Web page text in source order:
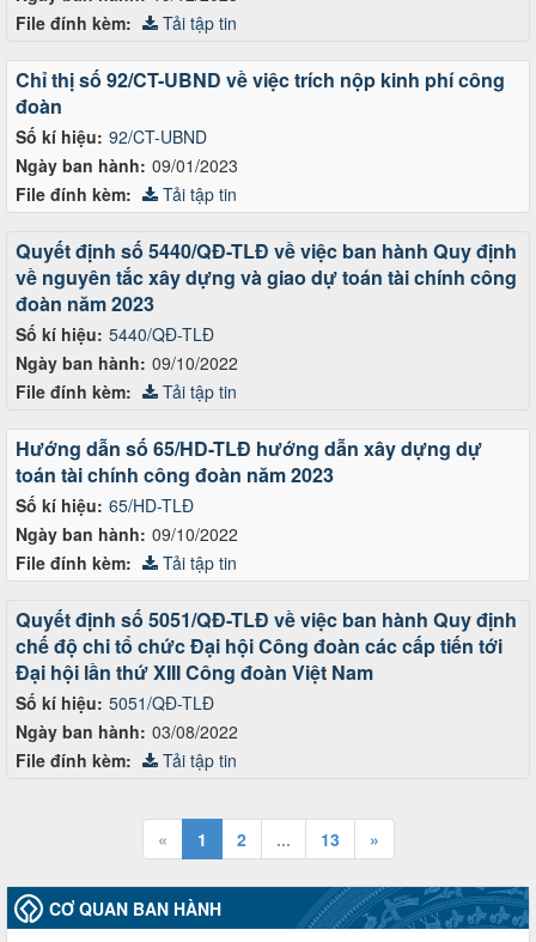
File đính kèm: Tải tập tin
Số kí hiệu: 92/CT-UBND
Ngày ban hành: 09/01/2023
Chỉ thị số 92/CT-UBND về việc trích nộp kinh phí công
đoàn
File đính kèm: Tải tập tin
Số kí hiệu: 5440/QĐ-TLĐ
Ngày ban hành: 09/10/2022
Quyết định số 5440/QĐ-TLĐ về việc ban hành Quy định
về nguyên tắc xây dựng và giao dự toán tài chính công
đoàn năm 2023
File đính kèm: Tải tập tin
Số kí hiệu: 65/HD-TLĐ
Ngày ban hành: 09/10/2022
Hướng dẫn số 65/HD-TLĐ hướng dẫn xây dựng dự
toán tài chính công đoàn năm 2023
File đính kèm: Tải tập tin
Số kí hiệu: 5051/QĐ-TLĐ
Ngày ban hành: 03/08/2022
Quyết định số 5051/QĐ-TLĐ về việc ban hành Quy định
chế độ chi tổ chức Đại hội Công đoàn các cấp tiến tới
Đại hội lần thứ XIII Công đoàn Việt Nam
File đính kèm: Tải tập tin
« 1 2 ... 13 »
CƠ QUAN BAN HÀNH